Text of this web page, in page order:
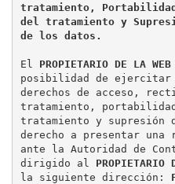
tratamiento,
del tratamiento y
de los datos.
El PROPIETARIO DE LA WEB
posibilidad de ejercitar
derechos de acceso,
tratamiento,
tratamiento y supresión
derecho a presentar una
ante la Autoridad de
dirigido al PROPIETARIO
la siguiente dirección: